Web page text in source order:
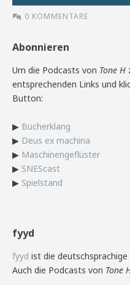
0 KOMMENTARE
Abonnieren
Um die Podcasts von Tone H
entsprechenden Links und
Button:
▶ Bücherklang
▶ Deus ex machina
▶ Maschinengeflüster
▶ SNEScast
▶ Spielstand
fyyd
fyyd ist die
Auch die Podcasts von Tone